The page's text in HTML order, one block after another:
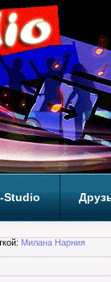
Studio
Милана Нарния